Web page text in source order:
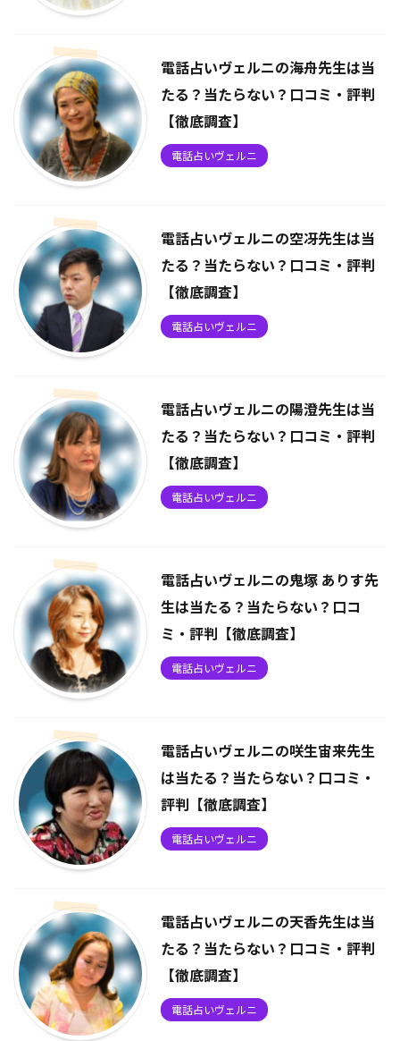
電話占いヴェルニの海舟先生は当
たる？当たらない？口コミ・評判
【徹底調査】
電話占いヴェルニ
電話占いヴェルニの空冴先生は当
たる？当たらない？口コミ・評判
【徹底調査】
電話占いヴェルニ
電話占いヴェルニの陽澄先生は当
たる？当たらない？口コミ・評判
【徹底調査】
電話占いヴェルニ
電話占いヴェルニの鬼塚 ありす先
生は当たる？当たらない？口コ
ミ・評判【徹底調査】
電話占いヴェルニ
電話占いヴェルニの咲生宙来先生
は当たる？当たらない？口コミ・
評判【徹底調査】
電話占いヴェルニ
電話占いヴェルニの天香先生は当
たる？当たらない？口コミ・評判
【徹底調査】
電話占いヴェルニ